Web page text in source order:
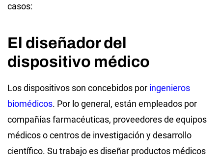
casos:
El diseñador del
dispositivo médico
Los dispositivos son concebidos por ingenieros
biomédicos. Por lo general, están empleados por
compañías farmacéuticas, proveedores de equipos
médicos o centros de investigación y desarrollo
científico. Su trabajo es diseñar productos médicos